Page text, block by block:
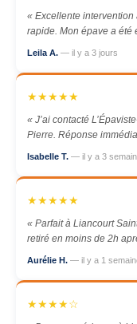
« Excellente intervention
rapide. Mon épave a été
Leila A. — il y a 3 jours
★★★★★
« J’ai contacté
Pierre. Réponse
Isabelle T. — il y a 3
★★★★★
« Parfait à Liancourt
retiré en moins de 2h
Aurélie H. — il y a 1
★★★★☆